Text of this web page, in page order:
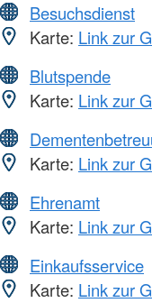
Besuchsdienst
Karte: Link zur
Blutspende
Karte: Link zur
Karte: Link zur
Ehrenamt
Karte: Link zur
Einkaufsservice
Karte: Link zur